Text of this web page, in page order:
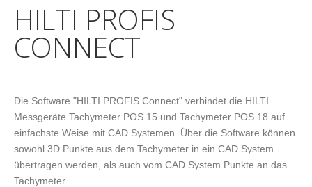
HILTI PROFIS
CONNECT
Die Software "HILTI PROFIS Connect" verbindet die HILTI
Messgeräte Tachymeter POS 15 und Tachymeter POS 18 auf
einfachste Weise mit CAD Systemen. Über die Software können
sowohl 3D Punkte aus dem Tachymeter in ein CAD System
übertragen werden, als auch vom CAD System Punkte an das
Tachymeter.